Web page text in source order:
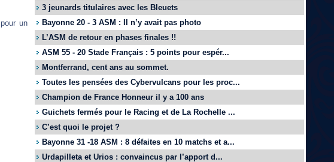
pour un
3 jeunards titulaires avec les Bleuets
Bayonne 20 - 3 ASM : Il n’y avait pas photo
L’ASM de retour en phases finales !!
ASM 55 - 20 Stade Français : 5 points pour espér...
Montferrand, cent ans au sommet.
Toutes les pensées des Cybervulcans pour les proc...
Champion de France Honneur il y a 100 ans
Guichets fermés pour le Racing et de La Rochelle ...
C’est quoi le projet ?
Bayonne 31 -18 ASM : 8 défaites en 10 matchs et a...
Urdapilleta et Urios : convaincus par l’apport d...